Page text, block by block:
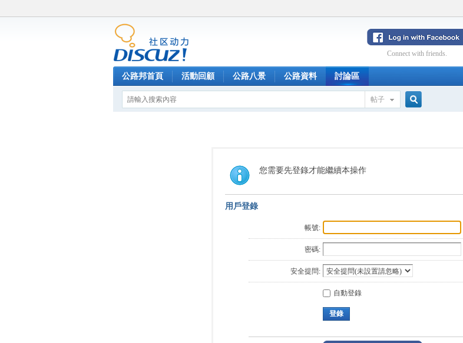
Connect with friends.
公路邦首頁 活動回顧 公路八景 公路資料 討論區
帖子
您需要先登錄才能繼續本操作
用戶登錄
帳號:
密碼:
安全提問:
自動登錄
登錄